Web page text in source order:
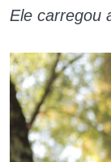
Ele carregou